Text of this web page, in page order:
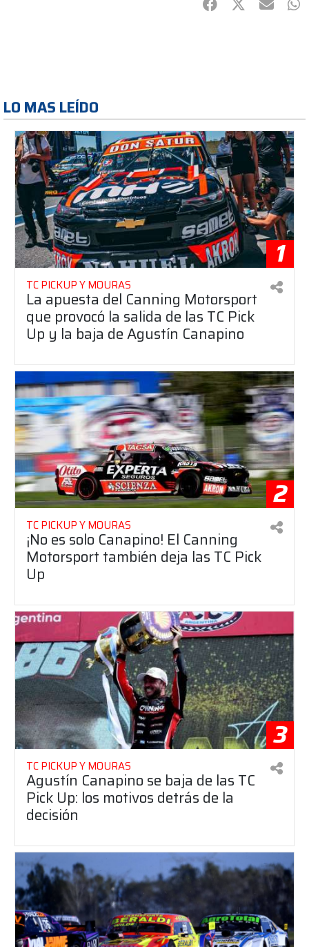
LO MAS LEÍDO
1
TC PICKUP Y MOURAS
La apuesta del Canning Motorsport
que provocó la salida de las TC Pick
Up y la baja de Agustín Canapino
2
TC PICKUP Y MOURAS
¡No es solo Canapino! El Canning
Motorsport también deja las TC Pick
Up
3
TC PICKUP Y MOURAS
Agustín Canapino se baja de las TC
Pick Up: los motivos detrás de la
decisión